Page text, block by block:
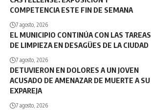
COMPETENCIA ESTE FIN DE SEMANA
7 agosto, 2026
EL MUNICIPIO CONTINÚA CON LAS TAREAS
DE LIMPIEZA EN DESAGÜES DE LA CIUDAD
7 agosto, 2026
DETUVIERON EN DOLORES A UN JOVEN
ACUSADO DE AMENAZAR DE MUERTE A SU
EXPAREJA
7 agosto, 2026